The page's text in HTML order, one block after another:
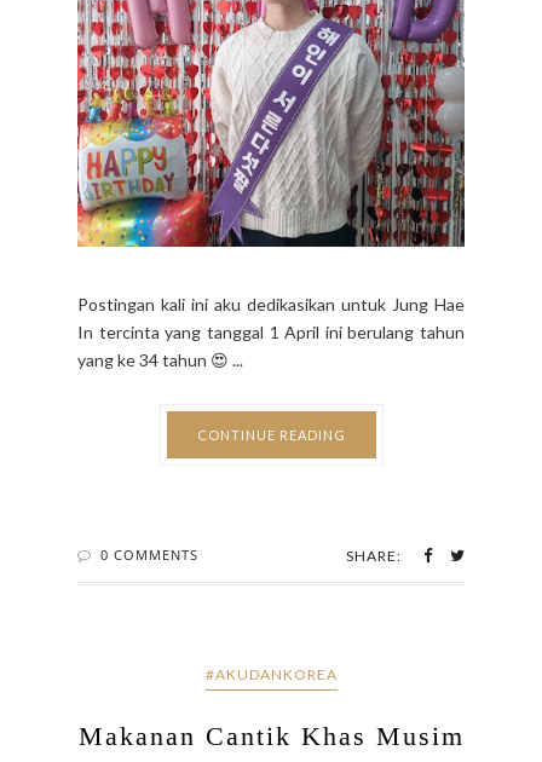
Postingan kali ini aku dedikasikan untuk Jung Hae
In tercinta yang tanggal 1 April ini berulang tahun
yang ke 34 tahun 😍 ...
CONTINUE READING
0 COMMENTS SHARE:
#AKUDANKOREA
Makanan Cantik Khas Musim